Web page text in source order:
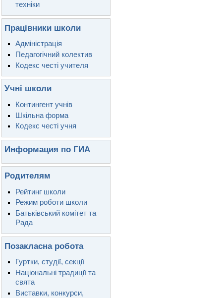
техніки
Працівники школи
Адміністрація
Педагогічний колектив
Кодекс честі учителя
Учні школи
Контингент учнів
Шкільна форма
Кодекс честі учня
Информация по ГИА
Родителям
Рейтинг школи
Режим роботи школи
Батьківський комітет та
Рада
Позакласна робота
Гуртки, студії, секції
Національні традиції та
свята
Виставки, конкурси,